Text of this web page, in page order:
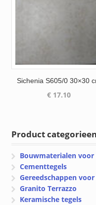
Sichenia S605/0 30×30
€ 17.10
Product categorieen
Bouwmaterialen
Cementtegels
Gereedschappen
Granito Terrazzo
Keramische tegels